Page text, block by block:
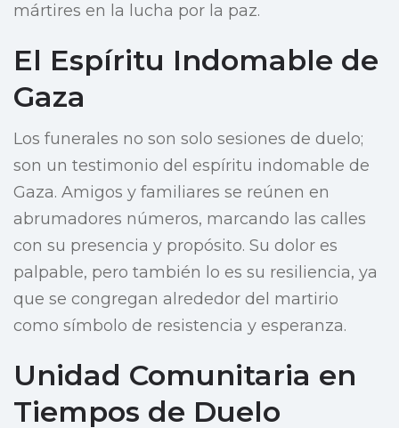
mártires en la lucha por la paz.
El Espíritu Indomable de
Gaza
Los funerales no son solo sesiones de duelo;
son un testimonio del espíritu indomable de
Gaza. Amigos y familiares se reúnen en
abrumadores números, marcando las calles
con su presencia y propósito. Su dolor es
palpable, pero también lo es su resiliencia, ya
que se congregan alrededor del martirio
como símbolo de resistencia y esperanza.
Unidad Comunitaria en
Tiempos de Duelo